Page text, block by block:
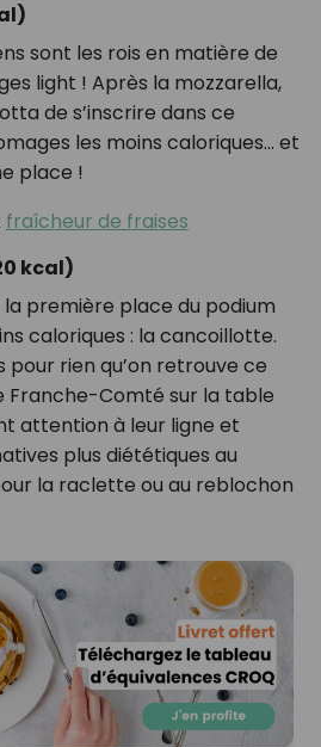
sont les rois en matière de
light ! Après la mozzarella,
de s’inscrire dans ce
les moins caloriques… et
place !
fraîcheur de fraises
kcal)
la première place du podium
caloriques : la cancoillotte.
pour rien qu’on retrouve ce
Franche-Comté sur la table
attention à leur ligne et
plus diététiques au
la raclette ou au reblochon